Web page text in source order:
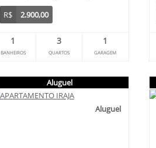
R$
2.900,00
1
BANHEIROS
3
QUARTOS
1
GARAGEM
Aluguel
Aluguel